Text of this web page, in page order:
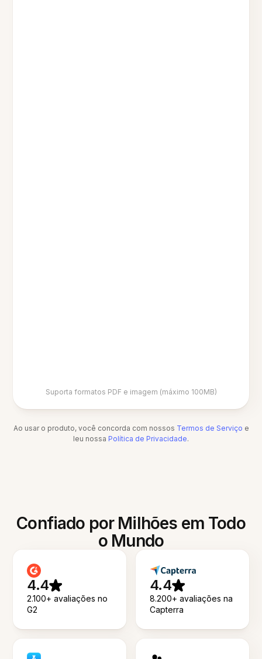
Suporta formatos PDF e imagem (máximo 100MB)
Ao usar o produto, você concorda com nossos Termos de Serviço e
leu nossa Política de Privacidade.
Confiado por Milhões em Todo
o Mundo
4.4
2.100+ avaliações no
G2
4.4
8.200+ avaliações na
Capterra